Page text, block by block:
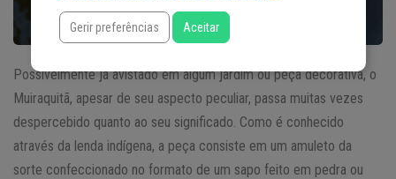
Possivelmente já avistado em algum jardim ou peça decorativa, o
Muiraquitã, apesar de seu aspecto peculiar, passa muitas vezes
despercebido quanto ao seu significado. Como é conhecido
através da lenda indígena, a peça consiste em um amuleto da
sorte confeccionado no formato de um sapo feito em pedra ou
Gerir preferências Aceitar